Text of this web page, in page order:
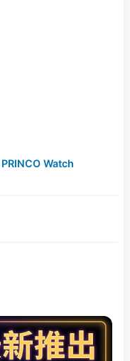
PRINCO Watch